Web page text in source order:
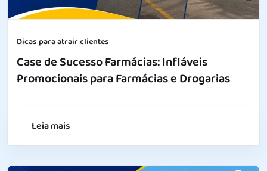
Dicas para atrair clientes
Case de Sucesso Farmácias: Infláveis
Promocionais para Farmácias e Drogarias
Leia mais